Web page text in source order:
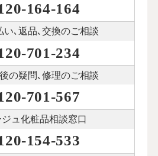
164-164
い､ 返品､交換のご相談
701-234
の疑問､修理のご相談
701-567
ュ化粧品相談窓口
154-533